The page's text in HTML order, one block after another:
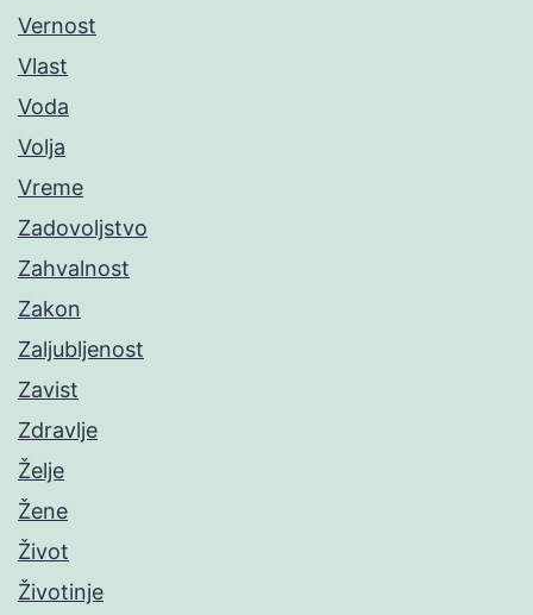
Vernost
Vlast
Voda
Volja
Vreme
Zadovoljstvo
Zahvalnost
Zakon
Zaljubljenost
Zavist
Zdravlje
Želje
Žene
Život
Životinje